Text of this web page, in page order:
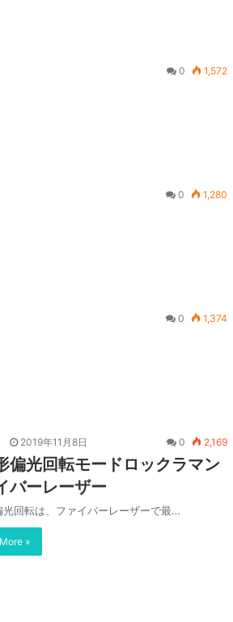
0 1,572
0 1,280
0 1,374
2019年11月8日 0 2,169
偏光回転モードロックラマン
バーレーザー
光回転は、ファイバーレーザーで最…
»